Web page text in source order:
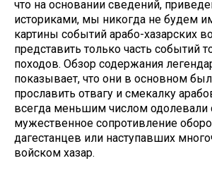
что на основании сведений,
историками, мы никогда не будем
картины событий арабо-хазарских
представить только часть событий
походов. Обзор содержания
показывает, что они в основном
прославить отвагу и смекалку
всегда меньшим числом одолевали
мужественное сопротивление
дагестанцев или наступавших
войском хазар.